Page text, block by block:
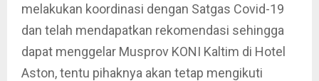
melakukan koordinasi dengan Satgas Covid-19
dan telah mendapatkan rekomendasi sehingga
dapat menggelar Musprov KONI Kaltim di Hotel
Aston, tentu pihaknya akan tetap mengikuti